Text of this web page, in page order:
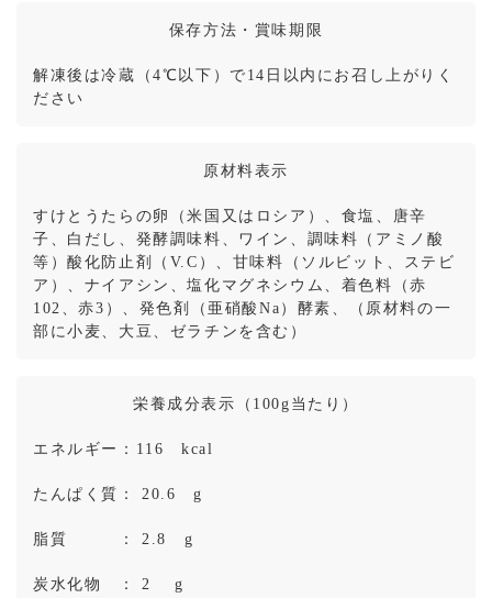
保存方法・賞味期限
解凍後は冷蔵（4℃以下）で14日以内にお召し上がりく
ださい
原材料表示
すけとうたらの卵（米国又はロシア）、食塩、唐辛
子、白だし、発酵調味料、ワイン、調味料（アミノ酸
等）酸化防止剤（V.C）、甘味料（ソルビット、ステビ
ア）、ナイアシン、塩化マグネシウム、着色料（赤
102、赤3）、発色剤（亜硝酸Na）酵素、（原材料の一
部に小麦、大豆、ゼラチンを含む）
栄養成分表示（100g当たり）
エネルギー：116 kcal
たんぱく質： 20.6 g
脂質 ： 2.8 g
炭水化物 ： 2 g